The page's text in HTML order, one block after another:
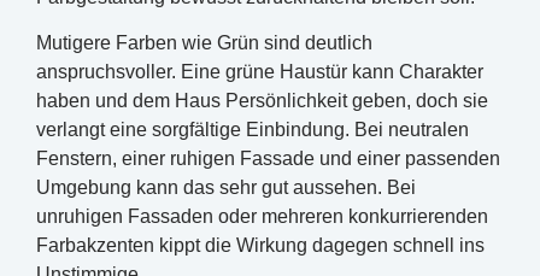
Mutigere Farben wie Grün sind deutlich
anspruchsvoller. Eine grüne Haustür kann Charakter
haben und dem Haus Persönlichkeit geben, doch sie
verlangt eine sorgfältige Einbindung. Bei neutralen
Fenstern, einer ruhigen Fassade und einer passenden
Umgebung kann das sehr gut aussehen. Bei
unruhigen Fassaden oder mehreren konkurrierenden
Farbakzenten kippt die Wirkung dagegen schnell ins